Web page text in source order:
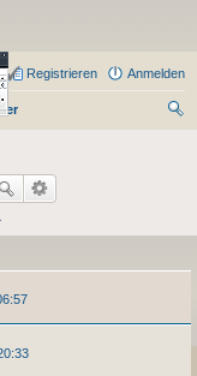
Anmelden
Registrieren